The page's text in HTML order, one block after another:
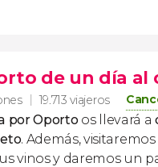
de un día al
19.713 viajeros
por Oportoos llevará a
. Además,
vinos y daremos un